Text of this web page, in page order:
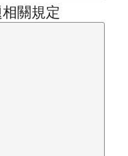
關規定